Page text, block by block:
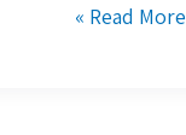
Read More »